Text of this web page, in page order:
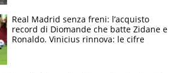
Real Madrid senza freni: l’acquisto
record di Diomande che batte Zidane e
Ronaldo. Vinicius rinnova: le cifre